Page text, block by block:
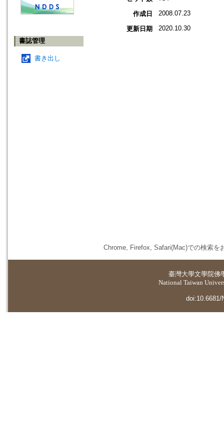
書誌管理
書き出し
作成日 2008.07.23
更新日期 2020.10.30
Chrome, Firefox, Safari(Mac)での検索を
臺灣大學文學院佛
National Taiwan
doi:10.6681/